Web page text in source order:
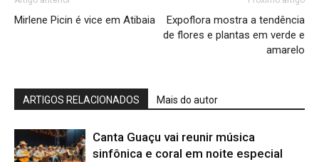
Mirlene Picin é vice em Atibaia
Expoflora mostra a tendência
de flores e plantas em verde e
amarelo
ARTIGOS RELACIONADOS Mais do autor
Canta Guaçu vai reunir música
sinfônica e coral em noite especial